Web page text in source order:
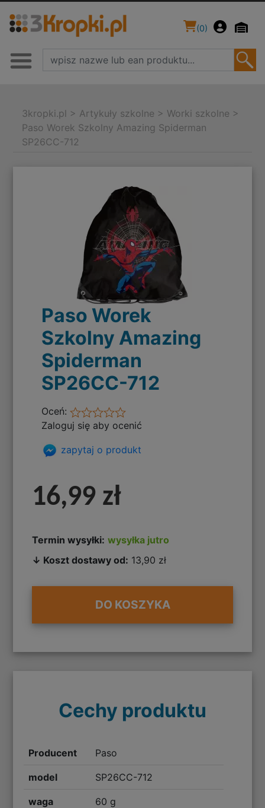
(0)
3kropki.pl > Artykuły szkolne > Worki szkolne >
Paso Worek Szkolny Amazing Spiderman
SP26CC-712
Paso Worek
Szkolny Amazing
Spiderman
SP26CC-712
Oceń:
Zaloguj się aby ocenić
zapytaj o produkt
16,99 zł
Termin wysyłki: wysyłka jutro
↓ Koszt dostawy od: 13,90 zł
DO KOSZYKA
Cechy produktu
Producent Paso
model SP26CC-712
waga 60 g